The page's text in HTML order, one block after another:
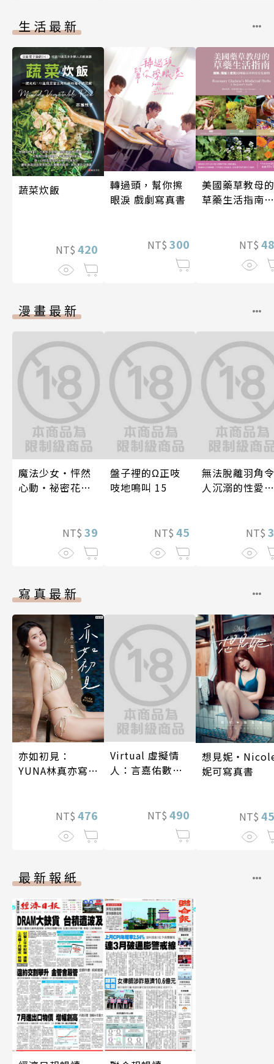
生活最新
蔬菜炊飯
NT$ 420
轉過頭，幫你擦
眼淚 戲劇寫真書
NT$ 300
美國藥草教母的
草藥生活指南
NT$
漫畫最新
魔法少女・怦然
心動・祕密花招
NT$ 39
盤子裡的Ω正吱
吱地鳴叫 15
NT$ 45
無法脫離羽角令
人沉溺的性愛～
漓的夜晚(第7
NT$
寫真最新
亦如初見：
YUNA林真亦寫
NT$ 476
Virtual 虛擬情
人：言嘉佑數位
NT$ 490
想見妮
妮可寫真書
NT$
最新報紙